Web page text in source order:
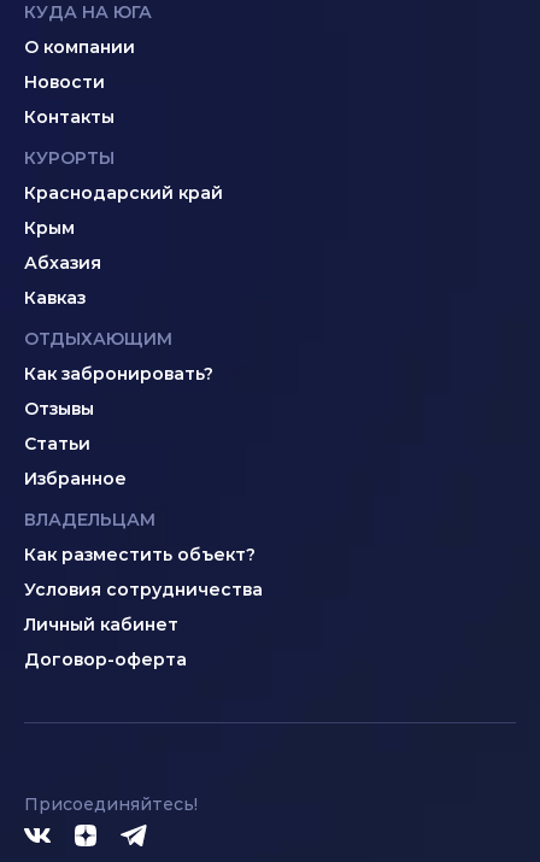
КУДА НА ЮГА
О компании
Новости
Контакты
КУРОРТЫ
Краснодарский край
Крым
Абхазия
Кавказ
ОТДЫХАЮЩИМ
Как забронировать?
Отзывы
Статьи
Избранное
ВЛАДЕЛЬЦАМ
Как разместить объект?
Условия сотрудничества
Личный кабинет
Договор-оферта
Присоединяйтесь!